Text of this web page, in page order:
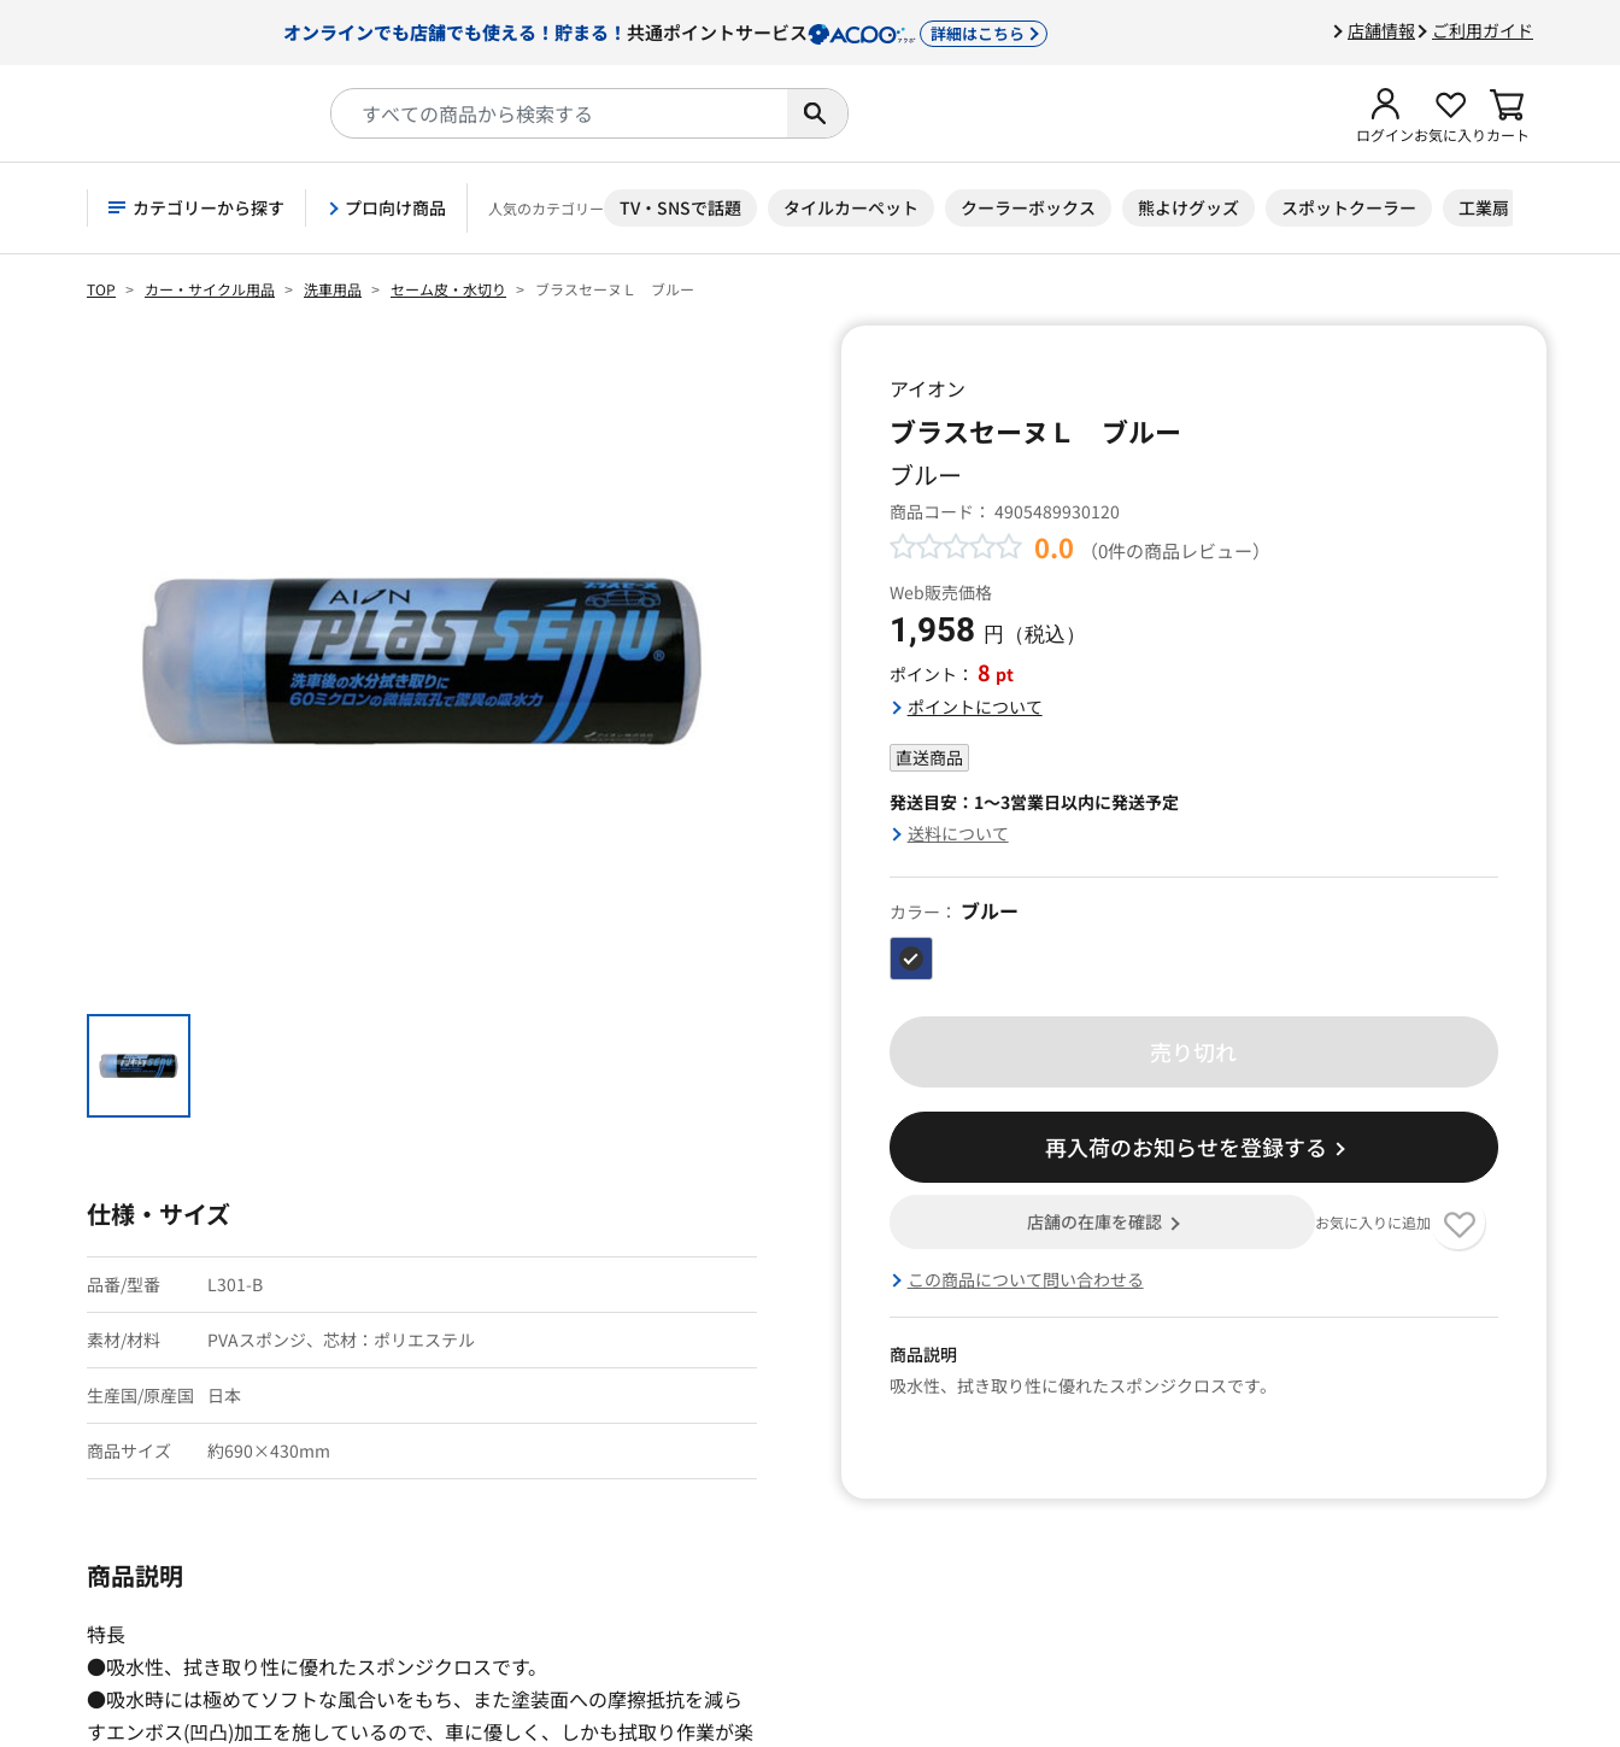
店舗情報 ご利用ガイド
オンラインでも店舗でも使える！貯まる！ 共通ポイントサービス 詳細はこちら
ログインお気に入りカート
カテゴリーから探す プロ向け商品 人気のカテゴリー TV・SNSで話題 タイルカーペット クーラーボックス 熊よけグッズ スポットクーラー 工業扇
TOP カー・サイクル用品 洗車用品 セーム皮・水切り ブラスセーヌＬ ブルー
アイオン
ブラスセーヌＬ ブルー
ブルー
商品コード： 4905489930120
0.0 （0件の商品レビュー）
Web販売価格
1,958 円（税込）
ポイント： 8 pt
ポイントについて
直送商品
発送目安：1～3営業日以内に発送予定
送料について
カラー： ブルー
売り切れ
再入荷のお知らせを登録する
店舗の在庫を確認 お気に入りに追加
この商品について問い合わせる
商品説明
吸水性、拭き取り性に優れたスポンジクロスです。
仕様・サイズ
品番/型番 L301-B
素材/材料 PVAスポンジ、芯材：ポリエステル
生産国/原産国 日本
商品サイズ 約690×430mm
商品説明
特長
●吸水性、拭き取り性に優れたスポンジクロスです。
●吸水時には極めてソフトな風合いをもち、また塗装面への摩擦抵抗を減ら
すエンボス(凹凸)加工を施しているので、車に優しく、しかも拭取り作業が楽